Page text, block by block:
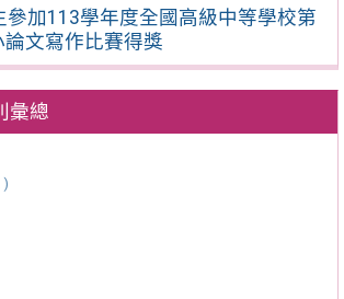
參加113學年度全國高級中等學校第
文寫作比賽得獎
彙總
)